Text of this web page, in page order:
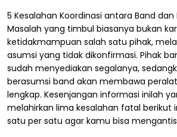
5 Kesalahan Koordinasi antara Band dan
Masalah yang timbul biasanya bukan
ketidakmampuan salah satu pihak,
asumsi yang tidak dikonfirmasi. Pihak
sudah menyediakan segalanya,
berasumsi band akan membawa
lengkap. Kesenjangan informasi inilah
melahirkan lima kesalahan fatal berikut
satu per satu agar kamu bisa